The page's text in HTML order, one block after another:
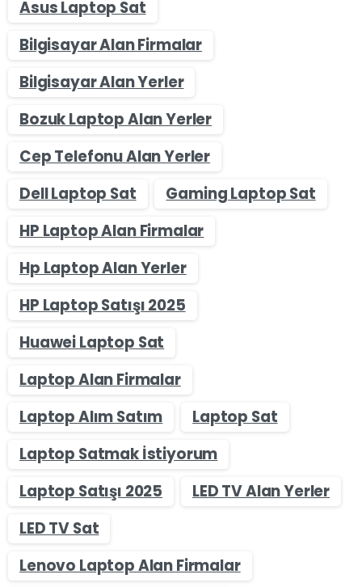
Asus Laptop Sat
Bilgisayar Alan Firmalar
Bilgisayar Alan Yerler
Bozuk Laptop Alan Yerler
Cep Telefonu Alan Yerler
Dell Laptop Sat
Gaming Laptop Sat
HP Laptop Alan Firmalar
Hp Laptop Alan Yerler
HP Laptop Satışı 2025
Huawei Laptop Sat
Laptop Alan Firmalar
Laptop Alım Satım
Laptop Sat
Laptop Satmak İstiyorum
Laptop Satışı 2025
LED TV Alan Yerler
LED TV Sat
Lenovo Laptop Alan Firmalar